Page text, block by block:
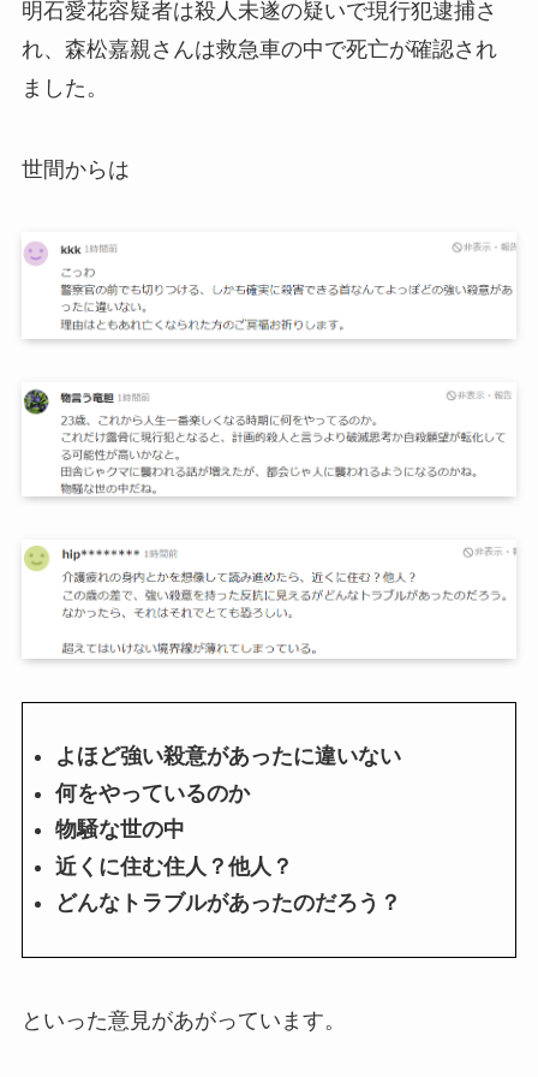
明石愛花容疑者は殺人未遂の疑いで現行犯逮捕さ
れ、森松嘉親さんは救急車の中で死亡が確認され
ました。
世間からは
よほど強い殺意があったに違いない
何をやっているのか
物騒な世の中
近くに住む住人？他人？
どんなトラブルがあったのだろう？
といった意見があがっています。